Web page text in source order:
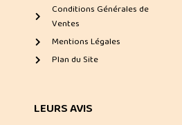
Conditions Générales de
Ventes
Mentions Légales
Plan du Site
LEURS AVIS